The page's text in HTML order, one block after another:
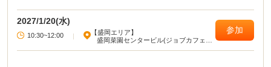
2027/1/20(水)
10:30~12:00
【盛岡エリア】
盛岡菜園センタービル(ジョブカフェい
参加